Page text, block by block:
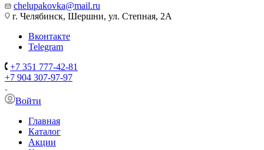
chelupakovka@mail.ru
г. Челябинск, Шершни, ул. Степная, 2А
Вконтакте
Telegram
+7 351 777-42-81
+7 904 307-97-97
Войти
Главная
Каталог
Акции